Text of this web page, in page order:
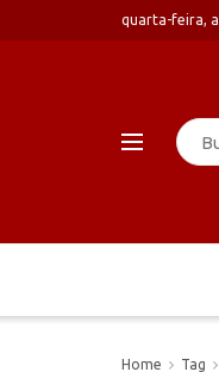
quarta-feira,
Home Tag